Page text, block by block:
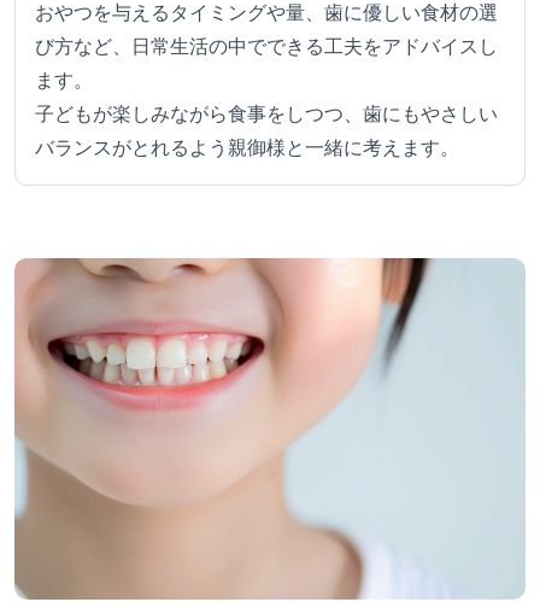
おやつを与えるタイミングや量、歯に優しい食材の選
び方など、日常生活の中でできる工夫をアドバイスし
ます。
子どもが楽しみながら食事をしつつ、歯にもやさしい
バランスがとれるよう親御様と一緒に考えます。